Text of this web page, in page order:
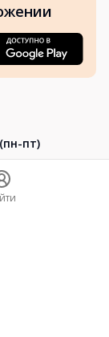
пт)